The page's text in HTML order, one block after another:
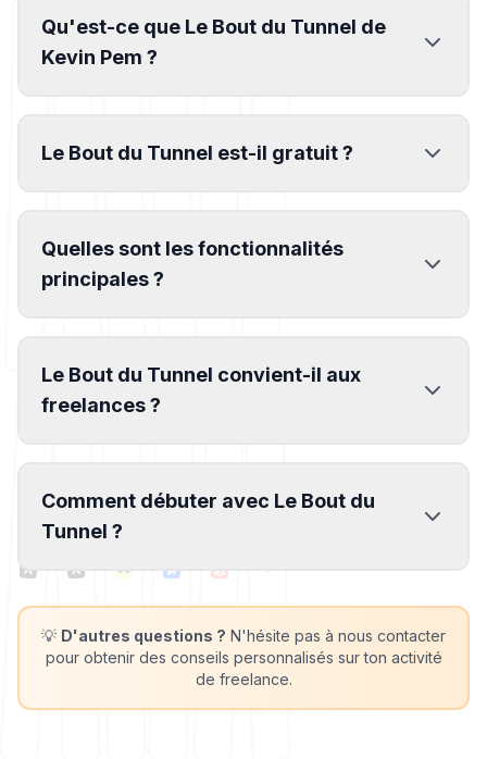
Qu'est-ce que Le Bout du Tunnel de
Kevin Pem ?
Le Bout du Tunnel est-il gratuit ?
Quelles sont les fonctionnalités
principales ?
Le Bout du Tunnel convient-il aux
freelances ?
Comment débuter avec Le Bout du
Tunnel ?
💡 D'autres questions ? N'hésite pas à nous contacter
pour obtenir des conseils personnalisés sur ton activité
de freelance.